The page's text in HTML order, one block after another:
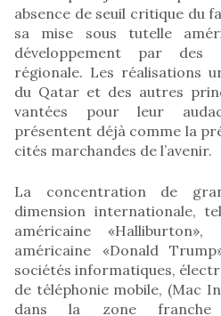
absence de seuil critique du
sa mise sous tutelle
développement par des
régionale. Les réalisations
du Qatar et des autres
vantées pour leur
présentent déjà comme la
cités marchandes de l’avenir.
La concentration de
dimension internationale,
américaine
américaine «Donald
sociétés informatiques,
de téléphonie mobile, (Mac
dans la zone